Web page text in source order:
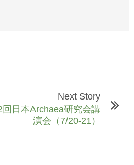
Next Story
回日本Archaea研究会講
演会（7/20-21）